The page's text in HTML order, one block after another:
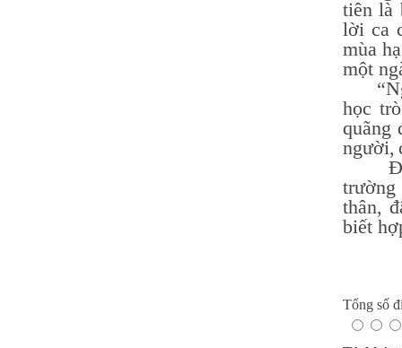
tiên là
lời ca
mùa
một
học
quãng
người,
Để
trường
thân,
biết
Tổng số